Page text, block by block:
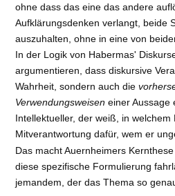
ohne dass das eine das andere
Aufklärungsdenken verlangt, beide
auszuhalten, ohne in eine von
In der Logik von Habermas'
argumentieren, dass diskursive
Wahrheit, sondern auch die
Verwendungsweiseneiner Aussage
Intellektueller, der weiß, in
Mitverantwortung dafür, wem er
Das macht Auernheimers
diese spezifische Formulierung
jemandem, der das Thema so